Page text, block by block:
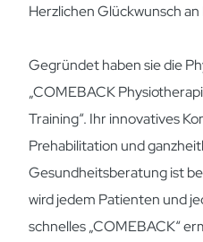
Herzlichen Glückwunsch
Gegründet haben sie die
„COMEBACK
Training“. Ihr innovatives
Prehabilitation und
Gesundheitsberatung ist
wird jedem Patienten und
schnelles „COMEBACK“